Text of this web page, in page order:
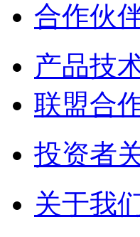
合作伙
产品技
联盟合
投资者
关于我